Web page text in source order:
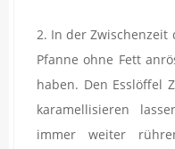
2. In der
Pfanne ohne Fett
haben. Den Esslöffel
karamellisieren
immer weiter